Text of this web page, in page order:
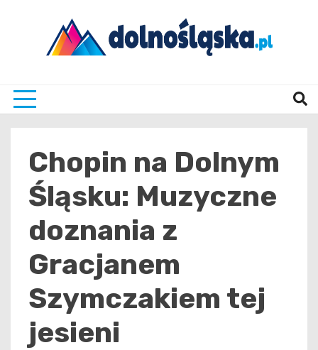
Chopin na Dolnym
Śląsku: Muzyczne
doznania z
Gracjanem
Szymczakiem tej
jesieni